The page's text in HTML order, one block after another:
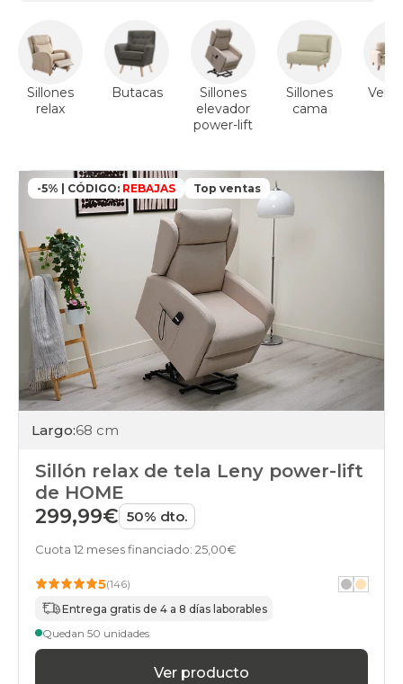
Sillones
relax
Butacas
Sillones
elevador
power-lift
Sillones
cama
Ver
-5% | CÓDIGO: REBAJAS Top ventas
Largo:68 cm
Sillón relax de tela Leny power-lift
de HOME
299,99€ 50% dto.
Cuota 12 meses financiado: 25,00€
5(146)
Entrega gratis de 4 a 8 días laborables
Quedan 50 unidades
Ver producto